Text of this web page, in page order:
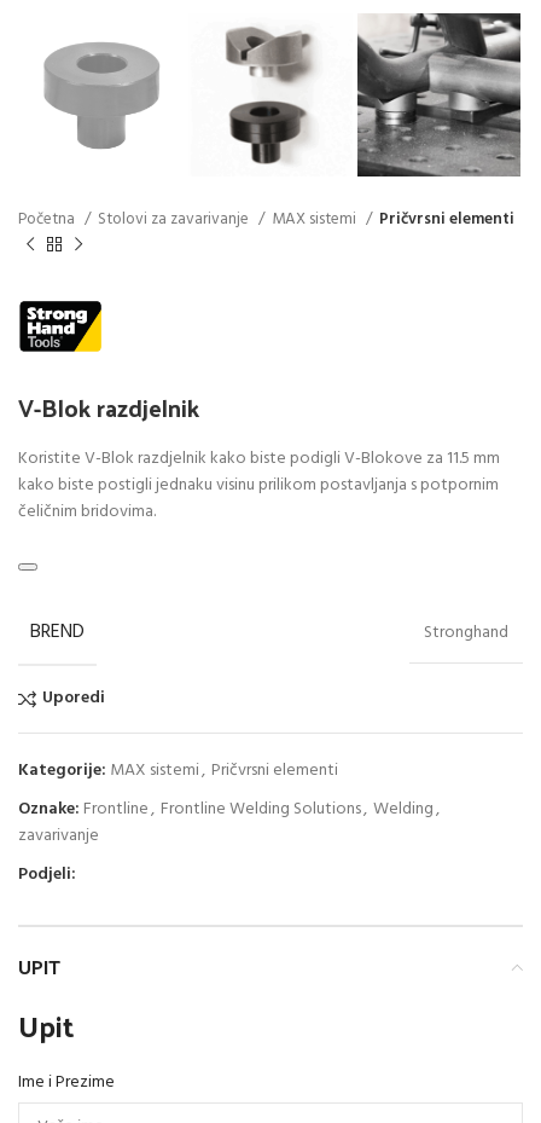
Početna Stolovi za zavarivanje MAX sistemi Pričvrsni elementi
V-Blok razdjelnik
Koristite V-Blok razdjelnik kako biste podigli V-Blokove za 11.5 mm
kako biste postigli jednaku visinu prilikom postavljanja s potpornim
čeličnim bridovima.
BREND Stronghand
Uporedi
Kategorije: MAX sistemi, Pričvrsni elementi
Oznake: Frontline, Frontline Welding Solutions, Welding,
zavarivanje
Podjeli:
UPIT
Upit
Ime i Prezime